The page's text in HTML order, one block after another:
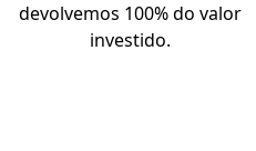
devolvemos 100% do valor
investido.